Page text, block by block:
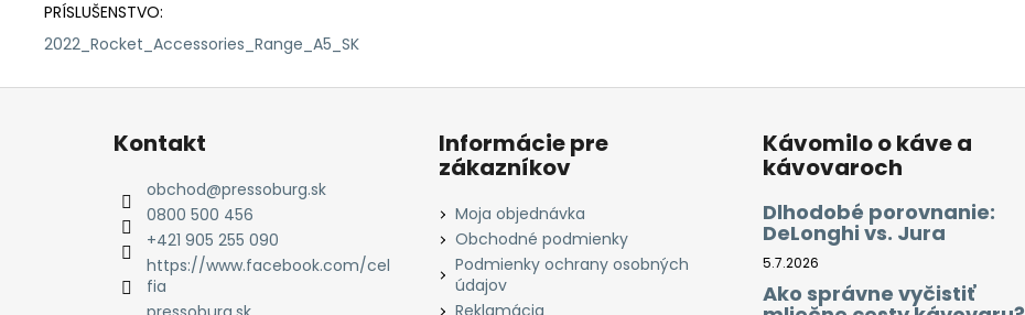
PRÍSLUŠENSTVO:
2022_Rocket_Accessories_Range_A5_SK
Z
Kontakt
obchod@pressoburg.sk
0800 500 456
+421 905 255 090
https://www.facebook.com/cel
fia
Informácie pre
zákazníkov
Moja objednávka
Obchodné podmienky
Podmienky ochrany osobných
údajov
Reklamácia
Kávomilo o káve a
kávovaroch
Dlhodobé porovnanie:
DeLonghi vs. Jura
5.7.2026
Ako správne vyčistiť